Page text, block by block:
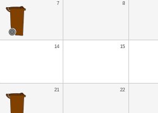
7 8
14 15
21 22